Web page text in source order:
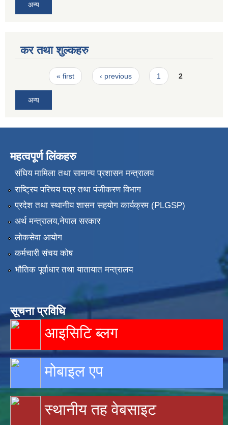
अन्य
कर तथा शुल्कहरु
Pages« first ‹ previous 1 2
अन्य
महत्वपूर्ण लिंकहरु
संघिय मामिला तथा सामान्य प्रशासन मन्त्रालय
राष्ट्रिय परिचय पत्र तथा पंजीकरण विभाग
प्रदेश तथा स्थानीय शासन सहयोग कार्यक्रम (PLGSP)
अर्थ मन्त्रालय,नेपाल सरकार
लोकसेवा आयोग
कर्मचारी संचय कोष
भौतिक पूर्वाधार तथा यातायात मन्त्रालय
सूचना प्रविधि
आइसिटि ब्लग
मोबाइल एप
स्थानीय तह वेबसाइट